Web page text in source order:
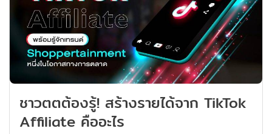
ประวัติความเป็นมาอันยาวนานนับตั้งแต่ยุคโครยอที่ชาว
มองโกลได้เข้ามายึดครองประเทศในเอเชีย ตะวันออกกลาง
และบางส่วนของยุโรปตะวันออก พร้อมทั้งได้นำเทคนิคการก
ลั่นสุราแบบอาระเบียเข้าสู่คาบสมุทรเกาหลี ด้วยการตั้งโรง
กลั่นที่เมืองแคกยอง หรือเมืองแกซองในปัจจุบัน ซึ่งในเวลา
ต่อมาก็ได้มีการขยายอิทธิพลในคาบสมุทรเกาหลีและสร้าง
ฐานทัพที่เมืองอันดง ทำให้โซจูแบบอันดงกลายเป็นต้นแบบ
ของโซจูในปัจจุบัน เดิมทีโซจูเกาหลีจะทำจากข้าวและธัญพืช
ชาวตตต้องรู้! สร้างรายได้จาก TikTok
Affiliate คืออะไร